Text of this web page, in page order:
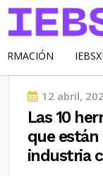
Posted
on
12 abril,
Las 10
que
industria